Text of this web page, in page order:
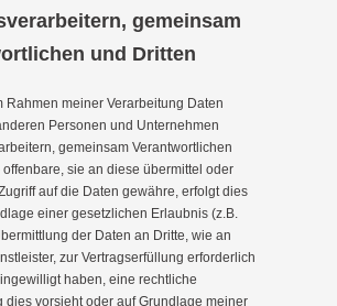
gemeinsam
und Dritten
Rahmen meiner Verarbeitung Daten
Personen und Unternehmen
gemeinsam Verantwortlichen
sie an diese übermittel oder
auf die Daten gewähre, erfolgt dies
einer gesetzlichen Erlaubnis (z.B.
der Daten an Dritte, wie an
zur Vertragserfüllung erforderlich
haben, eine rechtliche
dies vorsieht oder auf Grundlage meiner